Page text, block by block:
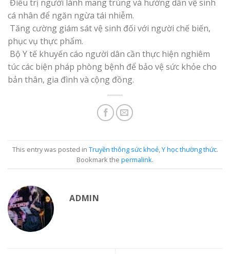
Điều trị người lành mang trùng và hướng dẫn vệ sinh
cá nhân để ngăn ngừa tái nhiễm.
Tăng cường giám sát vệ sinh đối với người chế biến,
phục vụ thực phẩm.
Bộ Y tế khuyến cáo người dân cần thực hiện nghiêm
túc các biện pháp phòng bệnh để bảo vệ sức khỏe cho
bản thân, gia đình và cộng đồng.
This entry was posted in Truyền thông sức khoẻ, Y học thường thức.
Bookmark the permalink.
ADMIN